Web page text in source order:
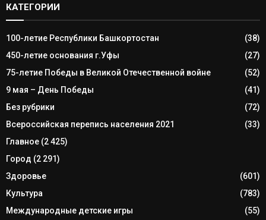
КАТЕГОРИИ
100-летие Республики Башкортостан
(38)
450-летие основания г.Уфы
(27)
75-летие Победы в Великой Отечественной войне
(52)
9 мая – День Победы
(41)
Без рубрики
(72)
Всероссийская перепись населения 2021
(33)
Главное (2 425)
Город (2 291)
Здоровье
(601)
Культура
(783)
Международные детские игры
(55)